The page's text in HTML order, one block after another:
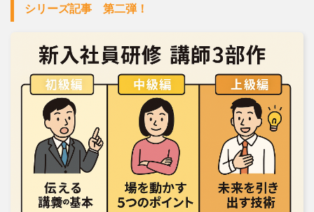
シリーズ記事 第二弾！